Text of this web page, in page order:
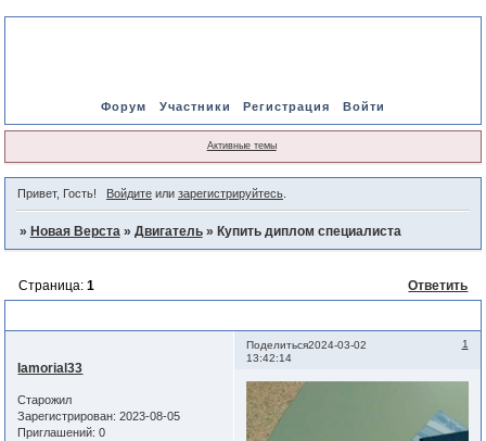
Форум Участники Регистрация Войти
Активные темы
Привет, Гость! Войдитеили зарегистрируйтесь.
» Новая Верста » Двигатель » Купить диплом специалиста
Страница: 1 Ответить
Поделиться 1
2024-03-02
13:42:14
Iamorial33
Старожил
Зарегистрирован: 2023-08-05
Приглашений: 0